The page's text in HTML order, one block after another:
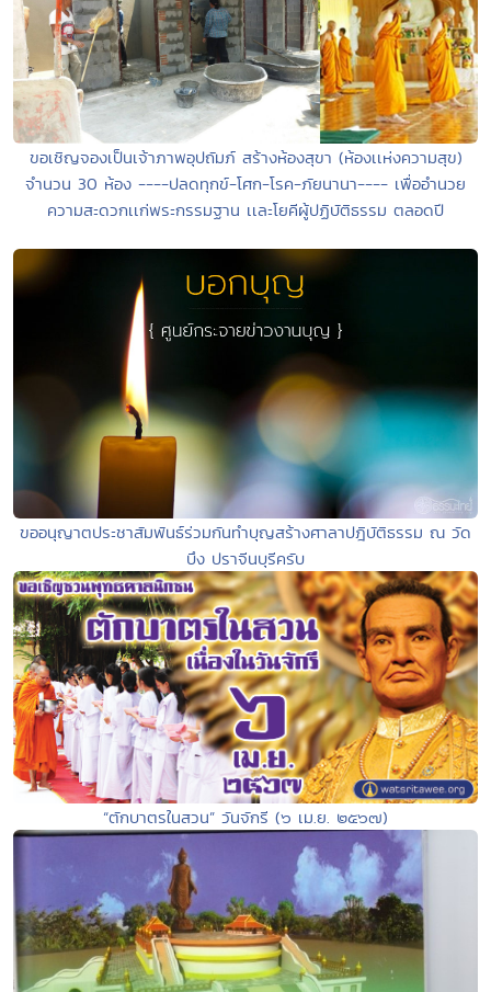
ขอเชิญจองเป็นเจ้าภาพอุปถัมภ์ สร้างห้องสุขา (ห้องเเห่งความสุข)
จำนวน 30 ห้อง ----ปลดทุกข์-โศก-โรค-ภัยนานา---- เพื่ออำนวย
ความสะดวกเเก่พระกรรมฐาน เเละโยคีผู้ปฏิบัติธรรม ตลอดปี
ขออนุญาตประชาสัมพันธ์ร่วมกันทำบุญสร้างศาลาปฎิบัติธรรม ณ วัด
บึง ปราจีนบุรีครับ
“ตักบาตรในสวน” วันจักรี (๖ เม.ย. ๒๕๖๗)